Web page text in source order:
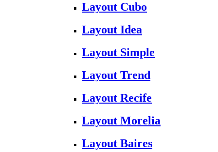
Layout Cubo
Layout Idea
Layout Simple
Layout Trend
Layout Recife
Layout Morelia
Layout Baires